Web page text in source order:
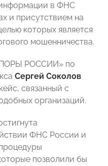
информации в ФНС
и присутствием на
которых является
мошенничества.
РОССИИ» по
Сергей Соколов
связанный с
организаций.
ФНС России и
позволили бы